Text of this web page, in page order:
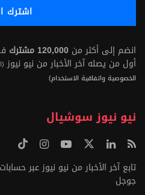
انضم إلى أكثر من 120,000 مشترك
أول من يصله آخر الأخبار من نيو نيوز
الخصوصية واتفاقية الاستخدام)
نيو نيوز سوشيال
تابع آخر الأخبار من نيو نيوز عبر
جوجل